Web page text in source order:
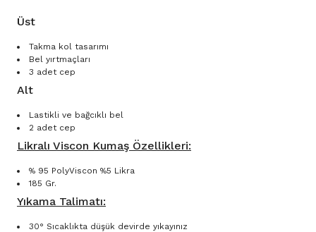
Üst
Takma kol tasarımı
Bel yırtmaçları
3 adet cep
Alt
Lastikli ve bağcıklı bel
2 adet cep
Likralı Viscon Kumaş Özellikleri:
% 95 PolyViscon %5 Likra
185 Gr.
Yıkama Talimatı:
30° Sıcaklıkta düşük devirde yıkayınız